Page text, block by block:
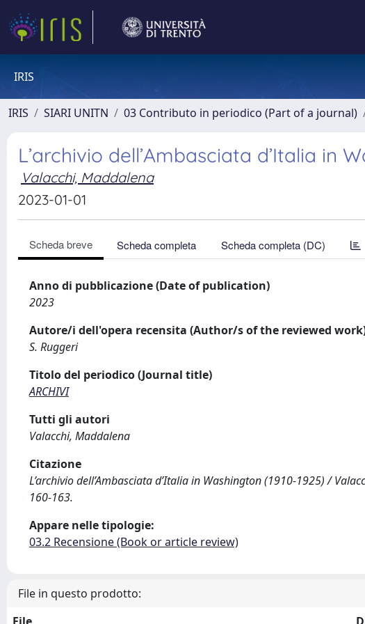
IRIS
IRIS SIARI UNITN 03 Contributo in periodico (Part of a journal)
L’archivio dell’Ambasciata d’Italia in
Valacchi, Maddalena
2023-01-01
Scheda breve Scheda completa Scheda completa (DC)
Anno di pubblicazione (Date of publication)
2023
Autore/i dell'opera recensita (Author/s of the reviewed
S. Ruggeri
Titolo del periodico (Journal title)
ARCHIVI
Tutti gli autori
Valacchi, Maddalena
Citazione
L’archivio dell’Ambasciata d’Italia in Washington (1910-1925) /
160-163.
Appare nelle tipologie:
03.2 Recensione (Book or article review)
File in questo prodotto: